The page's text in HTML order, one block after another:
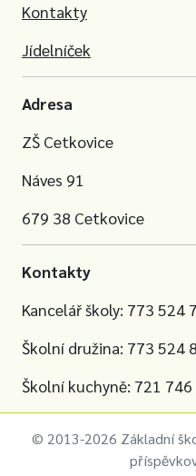
Kontakty
Jídelníček
Adresa
ZŠ Cetkovice
Náves 91
679 38 Cetkovice
Kontakty
Kancelář školy: 773 524
Školní družina: 773 524
Školní kuchyně: 721 746
© 2013-2026 Základní